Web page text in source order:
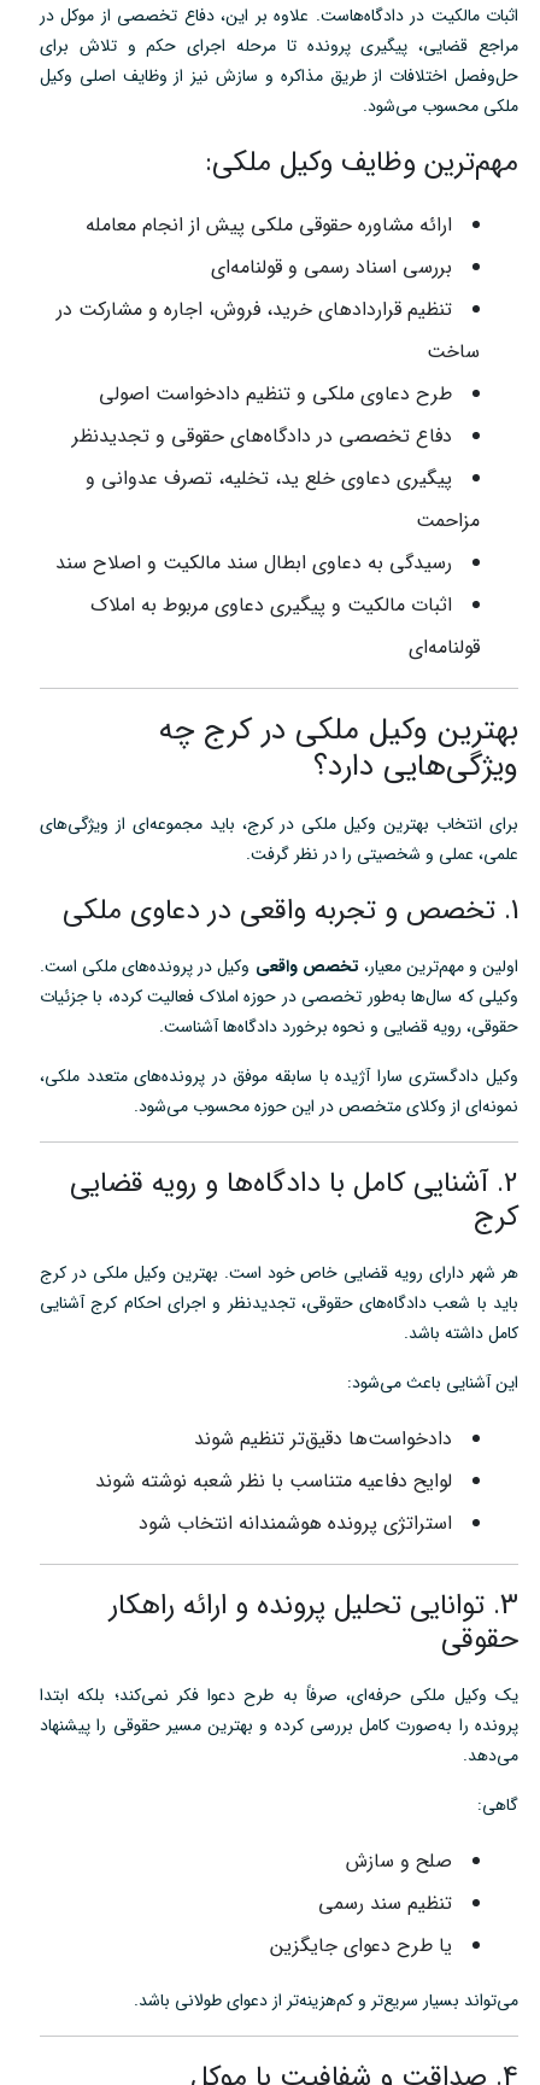
اثبات مالکیت در دادگاه‌هاست. علاوه بر این، دفاع تخصصی از موکل در
مراجع قضایی، پیگیری پرونده تا مرحله اجرای حکم و تلاش برای
حل‌وفصل اختلافات از طریق مذاکره و سازش نیز از وظایف اصلی وکیل
ملکی محسوب می‌شود.
مهم‌ترین وظایف وکیل ملکی:
ارائه مشاوره حقوقی ملکی پیش از انجام معامله
بررسی اسناد رسمی و قولنامه‌ای
تنظیم قراردادهای خرید، فروش، اجاره و مشارکت در
ساخت
طرح دعاوی ملکی و تنظیم دادخواست اصولی
دفاع تخصصی در دادگاه‌های حقوقی و تجدیدنظر
پیگیری دعاوی خلع ید، تخلیه، تصرف عدوانی و
مزاحمت
رسیدگی به دعاوی ابطال سند مالکیت و اصلاح سند
اثبات مالکیت و پیگیری دعاوی مربوط به املاک
قولنامه‌ای
بهترین وکیل ملکی در کرج چه
ویژگی‌هایی دارد؟
برای انتخاب بهترین وکیل ملکی در کرج، باید مجموعه‌ای از ویژگی‌های
علمی، عملی و شخصیتی را در نظر گرفت.
1. تخصص و تجربه واقعی در دعاوی ملکی
اولین و مهم‌ترین معیار، تخصص واقعی وکیل در پرونده‌های ملکی است.
وکیلی که سال‌ها به‌طور تخصصی در حوزه املاک فعالیت کرده، با جزئیات
حقوقی، رویه قضایی و نحوه برخورد دادگاه‌ها آشناست.
وکیل دادگستری سارا آژیده با سابقه موفق در پرونده‌های متعدد ملکی،
نمونه‌ای از وکلای متخصص در این حوزه محسوب می‌شود.
2. آشنایی کامل با دادگاه‌ها و رویه قضایی
کرج
هر شهر دارای رویه قضایی خاص خود است. بهترین وکیل ملکی در کرج
باید با شعب دادگاه‌های حقوقی، تجدیدنظر و اجرای احکام کرج آشنایی
کامل داشته باشد.
این آشنایی باعث می‌شود:
دادخواست‌ها دقیق‌تر تنظیم شوند
لوایح دفاعیه متناسب با نظر شعبه نوشته شوند
استراتژی پرونده هوشمندانه انتخاب شود
3. توانایی تحلیل پرونده و ارائه راهکار
حقوقی
یک وکیل ملکی حرفه‌ای، صرفاً به طرح دعوا فکر نمی‌کند؛ بلکه ابتدا
پرونده را به‌صورت کامل بررسی کرده و بهترین مسیر حقوقی را پیشنهاد
می‌دهد.
گاهی:
صلح و سازش
تنظیم سند رسمی
یا طرح دعوای جایگزین
می‌تواند بسیار سریع‌تر و کم‌هزینه‌تر از دعوای طولانی باشد.